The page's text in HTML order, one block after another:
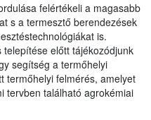
felértékeli a magasabb
s a termesztő berendezések
is.
előtt tájékozódjunk
segítség a termőhelyi
termőhelyi felmérés, amelyet
tervben található agrokémiai